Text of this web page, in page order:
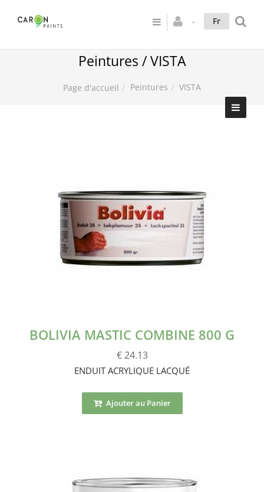
Fr
Peintures / VISTA
Page d'accueil Peintures VISTA
BOLIVIA MASTIC COMBINE 800 G
€ 24.13
ENDUIT ACRYLIQUE LACQUÉ
Ajouter au Panier